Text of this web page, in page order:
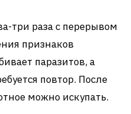
три раза с перерывом
признаков
паразитов, а
повтор. После
можно искупать.